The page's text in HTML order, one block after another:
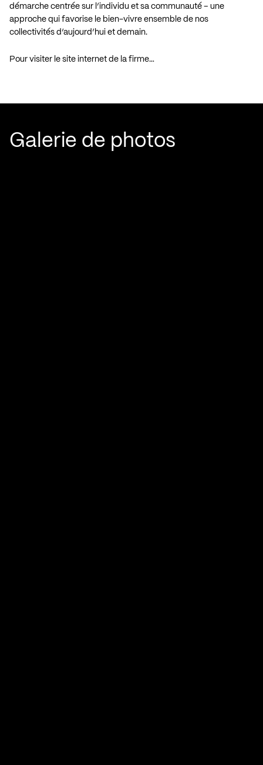
démarche centrée sur l’individu et sa communauté – une
approche qui favorise le bien-vivre ensemble de nos
collectivités d’aujourd’hui et demain.
Pour visiter le site internet de la firme…
Galerie de photos